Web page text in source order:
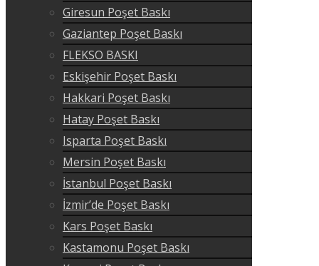
Giresun Poşet Baskı
Gaziantep Poşet Baskı
FLEKSO BASKI
Eskişehir Poşet Baskı
Hakkari Poşet Baskı
Hatay Poşet Baskı
Isparta Poşet Baskı
Mersin Poşet Baskı
İstanbul Poşet Baskı
İzmir’de Poşet Baskı
Kars Poşet Baskı
Kastamonu Poşet Baskı